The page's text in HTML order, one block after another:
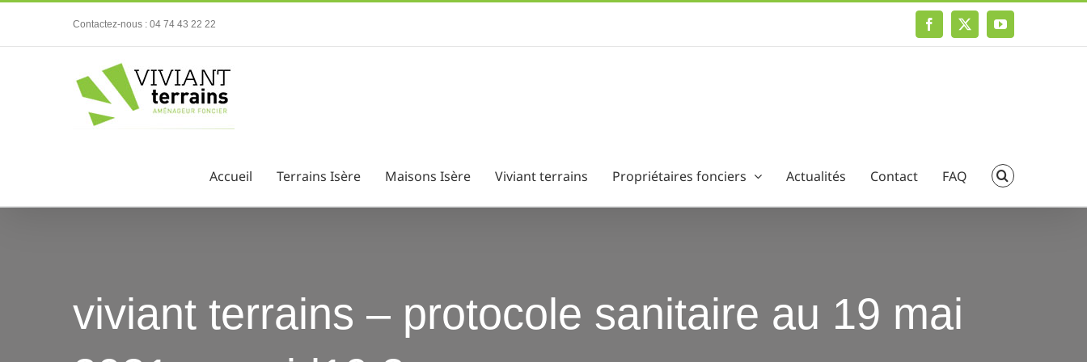
Contactez-nous : 04 74 43 22 22 Facebook
X YouTube
Accueil Terrains Isère Maisons Isère Viviant terrains Propriétaires fonciers Actualités Contact FAQ
viviant terrains – protocole sanitaire au 19 mai